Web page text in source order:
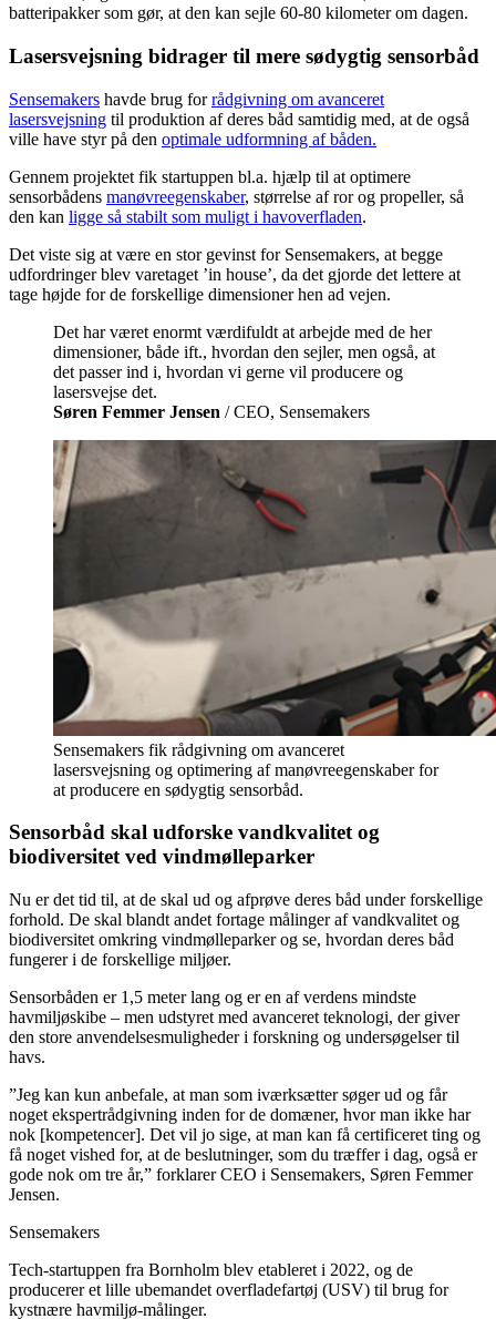
batteripakker som gør, at den kan sejle 60-80 kilometer om dagen.
Lasersvejsning bidrager til mere sødygtig sensorbåd
Sensemakers havde brug forrådgivning om avanceret
lasersvejsning til produktion af deres båd samtidig med, at de også
ville have styr på den optimale udformning af båden.
Gennem projektet fik startuppen bl.a. hjælp til at optimere
sensorbådens manøvreegenskaber, størrelse af ror og propeller, så
den kan ligge så stabilt som muligt i havoverfladen.
Det viste sig at være en stor gevinst for Sensemakers, at begge
udfordringer blev varetaget ’in house’, da det gjorde det lettere at
tage højde for de forskellige dimensioner hen ad vejen.
Det har været enormt værdifuldt at arbejde med de her
dimensioner, både ift., hvordan den sejler, men også, at
det passer ind i, hvordan vi gerne vil producere og
lasersvejse det.
Søren Femmer Jensen / CEO, Sensemakers
Sensemakers fik rådgivning om avanceret
lasersvejsning og optimering af manøvreegenskaber for
at producere en sødygtig sensorbåd.
Sensorbåd skal udforske vandkvalitet og
biodiversitet ved vindmølleparker
Nu er det tid til, at de skal ud og afprøve deres båd under forskellige
forhold. De skal blandt andet fortage målinger af vandkvalitet og
biodiversitet omkring vindmølleparker og se, hvordan deres båd
fungerer i de forskellige miljøer.
Sensorbåden er 1,5 meter lang og er en af verdens mindste
havmiljøskibe – men udstyret med avanceret teknologi, der giver
den store anvendelsesmuligheder i forskning og undersøgelser til
havs.
”Jeg kan kun anbefale, at man som iværksætter søger ud og får
noget ekspertrådgivning inden for de domæner, hvor man ikke har
nok [kompetencer]. Det vil jo sige, at man kan få certificeret ting og
få noget vished for, at de beslutninger, som du træffer i dag, også er
gode nok om tre år,” forklarer CEO i Sensemakers, Søren Femmer
Jensen.
Sensemakers
Tech-startuppen fra Bornholm blev etableret i 2022, og de
producerer et lille ubemandet overfladefartøj (USV) til brug for
kystnære havmiljø-målinger.